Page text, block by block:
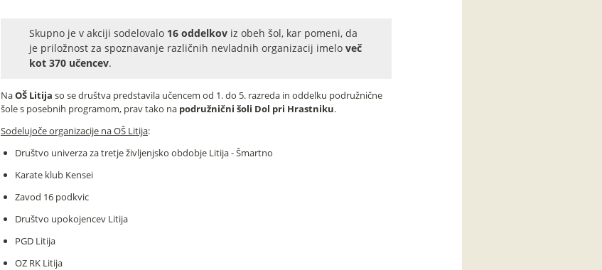
Skupno je v akciji sodelovalo 16 oddelkov iz obeh šol, kar pomeni, da
je priložnost za spoznavanje različnih nevladnih organizacij imelo več
kot 370 učencev.
NaOŠ Litija so se društva predstavila učencem od 1. do 5. razreda in oddelku podružnične
šole s posebnih programom, prav tako na podružnični šoli Dol pri Hrastniku.
Sodelujoče organizacije na OŠ Litija:
Društvo univerza za tretje življenjsko obdobje Litija - Šmartno
Karate klub Kensei
Zavod 16 podkvic
Društvo upokojencev Litija
PGD Litija
OZ RK Litija